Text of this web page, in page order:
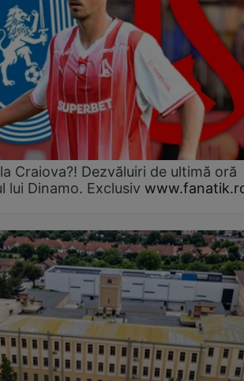
Craiova?! Dezvăluiri de ultimă oră
lui Dinamo. Exclusiv